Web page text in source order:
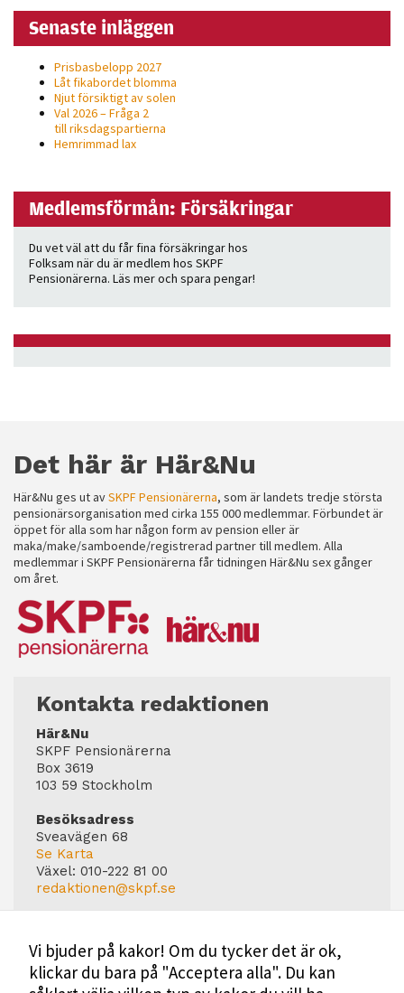
Senaste inläggen
Prisbasbelopp 2027
Låt fikabordet blomma
Njut försiktigt av solen
Val 2026 – Fråga 2
till riksdagspartierna
Hemrimmad lax
Medlemsförmån: Försäkringar
Du vet väl att du får fina försäkringar hos
Folksam när du är medlem hos SKPF
Pensionärerna. Läs mer och spara pengar!
Det här är Här&Nu
Här&Nu ges ut avSKPF Pensionärerna, som är landets tredje största
pensionärsorganisation med cirka 155 000 medlemmar. Förbundet är
öppet för alla som har någon form av pension eller är
maka/make/samboende/registrerad partner till medlem. Alla
medlemmar i SKPF Pensionärerna får tidningen Här&Nu sex gånger
om året.
Kontakta redaktionen
Här&Nu
SKPF Pensionärerna
Box 3619
103 59 Stockholm
Besöksadress
Sveavägen 68
Se Karta
Växel: 010-222 81 00
redaktionen@skpf.se
Markus Dahlberg
Tel: 0720-88 17 17
markus.dahlberg@skpf.se
Vi bjuder på kakor! Om du tycker det är ok,
klickar du bara på "Acceptera alla". Du kan